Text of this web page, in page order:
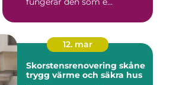
12. mar
Skorstensrenovering skåne
trygg värme och säkra hus